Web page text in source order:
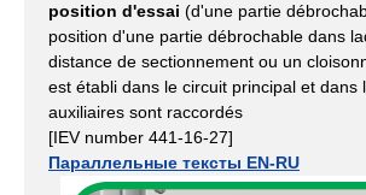
position d'essai (d'une partie
position d'une partie débrochable dans
distance de sectionnement ou un
est établi dans le circuit principal et dans
auxiliaires sont raccordés
[IEV number 441-16-27]
Параллельные тексты EN-RU